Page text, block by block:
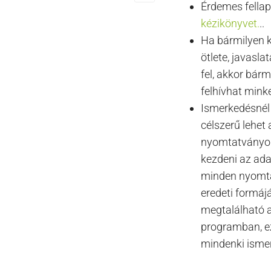
Érdemes
kézikönyvet...
Ha bármilyen
ötlete,
fel, akkor
felhívhat
célszerű lehet
kezdeni az
minden
eredeti
megtalálható
programban,
mindenki